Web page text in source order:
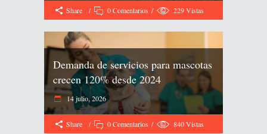
Share 0 Comentarios 229Vistas
Demanda de servicios para mascotas
crecen 120% desde 2024
14 julio, 2026
Share 0 Comentarios 840Vistas